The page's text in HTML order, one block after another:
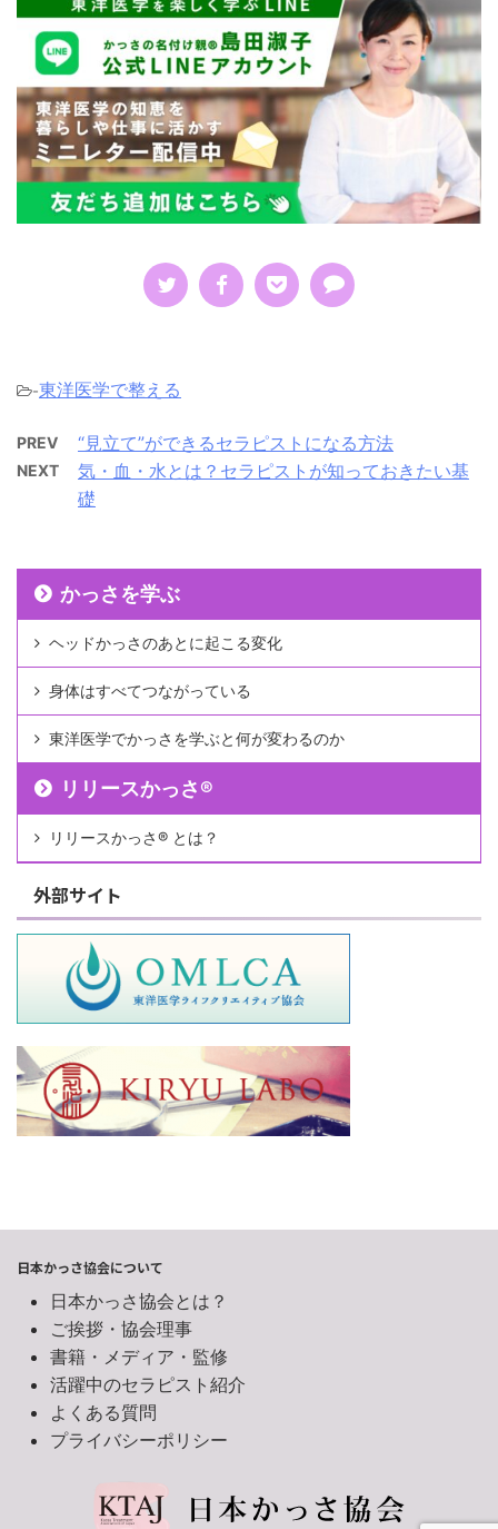
-東洋医学で整える
PREV “見立て”ができるセラピストになる方法
NEXT
気・血・水とは？セラピストが知っておきたい基
礎
かっさを学ぶ
ヘッドかっさのあとに起こる変化
身体はすべてつながっている
東洋医学でかっさを学ぶと何が変わるのか
リリースかっさ®︎
リリースかっさ®︎ とは？
外部サイト
日本かっさ協会について
日本かっさ協会とは？
ご挨拶・協会理事
書籍・メディア・監修
活躍中のセラピスト紹介
よくある質問
プライバシーポリシー